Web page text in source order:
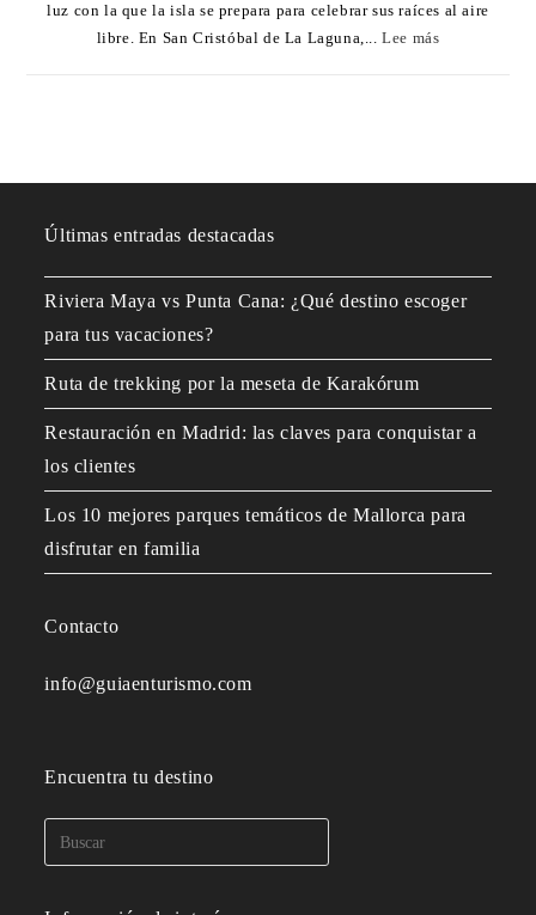
luz con la que la isla se prepara para celebrar sus raíces al aire
libre. En San Cristóbal de La Laguna,...Lee más
Últimas entradas destacadas
Riviera Maya vs Punta Cana: ¿Qué destino escoger
para tus vacaciones?
Ruta de trekking por la meseta de Karakórum
Restauración en Madrid: las claves para conquistar a
los clientes
Los 10 mejores parques temáticos de Mallorca para
disfrutar en familia
Contacto
info@guiaenturismo.com
Encuentra tu destino